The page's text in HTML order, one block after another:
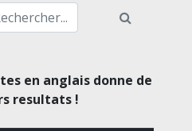
en anglais donne de
resultats !